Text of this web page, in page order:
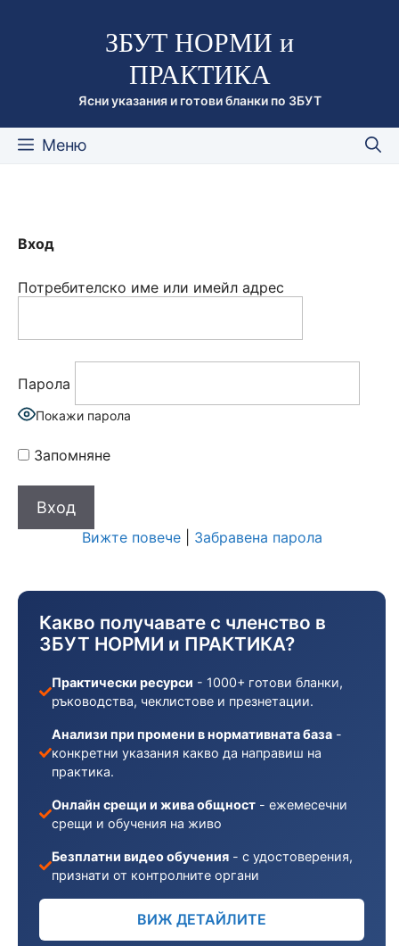
съдържаниетоЗБУТ НОРМИ и
ПРАКТИКА
Ясни указания и готови бланки по ЗБУТ
Меню
Вход
Потребителско име или имейл адрес
Парола
Покажи парола
Запомняне
Вижте повече| Забравена парола
Какво получавате с членство в
ЗБУТ НОРМИ и ПРАКТИКА?
Практически ресурси - 1000+ готови бланки,
ръководства, чеклистове и презнетации.
Анализи при промени в нормативната база -
конкретни указания какво да направиш на
практика.
Онлайн срещи и жива общност - ежемесечни
срещи и обучения на живо
Безплатни видео обучения - с удостоверения,
признати от контролните органи
ВИЖ ДЕТАЙЛИТЕ